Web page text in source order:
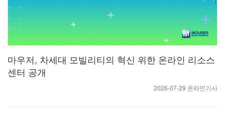
마우저, 차세대 모빌리티의 혁신 위한 온라인 리소스
센터 공개
2026-07-29 온라인기사